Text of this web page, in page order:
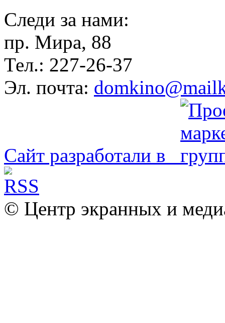
Следи за нами:
пр. Мира, 88
Тел.: 227-26-37
Эл. почта:
Сайт разработали в
© Центр экранных и